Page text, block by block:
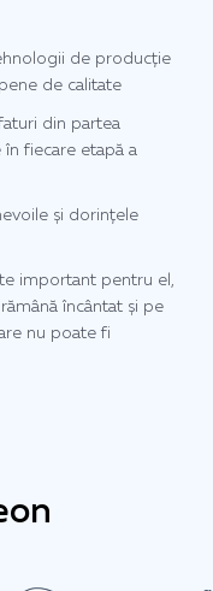
de producție
de calitate
din partea
fiecare etapă a
și dorințele
important pentru el,
încântat și pe
nu poate fi